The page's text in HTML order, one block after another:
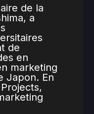
de la
a
de
en
marketing
Japon. En